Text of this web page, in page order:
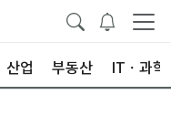
산업 부동산 ITㆍ과학